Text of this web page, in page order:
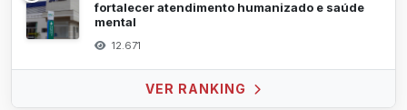
fortalecer atendimento humanizado e saúde
mental
12.671
VER RANKING